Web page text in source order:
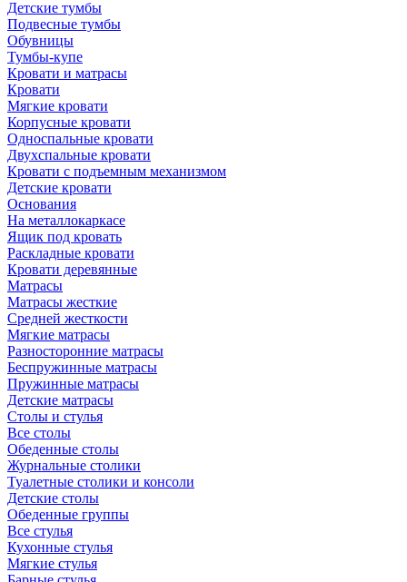
Детские тумбы
Подвесные тумбы
Обувницы
Тумбы-купе
Кровати и матрасы
Кровати
Мягкие кровати
Корпусные кровати
Односпальные кровати
Двухспальные кровати
Кровати с подъемным механизмом
Детские кровати
Основания
На металлокаркасе
Ящик под кровать
Раскладные кровати
Кровати деревянные
Матрасы
Матрасы жесткие
Средней жесткости
Мягкие матрасы
Разносторонние матрасы
Беспружинные матрасы
Пружинные матрасы
Детские матрасы
Столы и стулья
Все столы
Обеденные столы
Журнальные столики
Туалетные столики и консоли
Детские столы
Обеденные группы
Все стулья
Кухонные стулья
Мягкие стулья